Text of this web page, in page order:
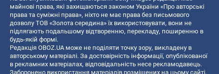
майнові права, які захищаються законом України «Про авторські
права та суміжні права», ніхто не має права без письмового
дозволу ТОВ «Золота середина» їх використовувати, вони не
підлягають подальшому відтворенню, перекладу, поширенню в
будь-якій формі.
Редакція OBOZ.UA може не поділяти точку зору, викладену в
авторському матеріалі. За достовірність інформації, опублікованої
в рекламних матеріалах, відповідальність несе рекламодавець.
Заборонено використання матеріалів розміщених на цьому сайті,